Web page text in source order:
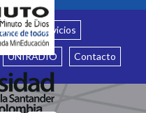
Servicios
UNIRADIO Contacto